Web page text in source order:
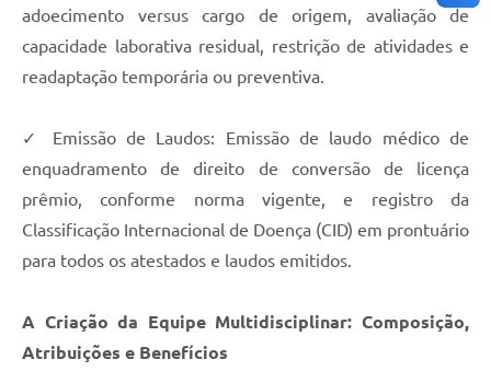
adoecimento versus cargo de origem, avaliação de
capacidade laborativa residual, restrição de atividades e
readaptação temporária ou preventiva.
✓ Emissão de Laudos: Emissão de laudo médico de
enquadramento de direito de conversão de licença
prêmio, conforme norma vigente, e registro da
Classificação Internacional de Doença (CID) em prontuário
para todos os atestados e laudos emitidos.
A Criação da Equipe Multidisciplinar: Composição,
Atribuições e Benefícios